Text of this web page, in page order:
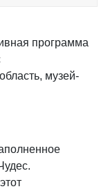
программа
музей-